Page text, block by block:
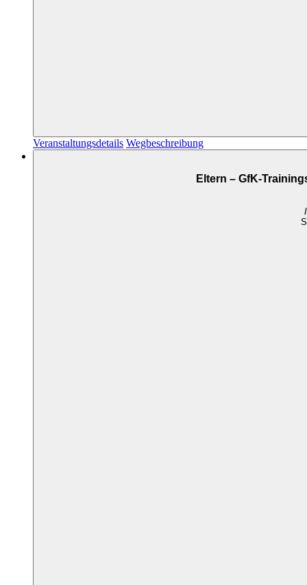
Veranstaltungsdetails Wegbeschreibung
Eltern – GfK-